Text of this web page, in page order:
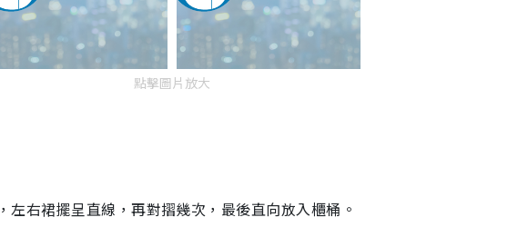
點擊圖片放大
左右裙擺呈直線，再對摺幾次，最後直向放入櫃桶。